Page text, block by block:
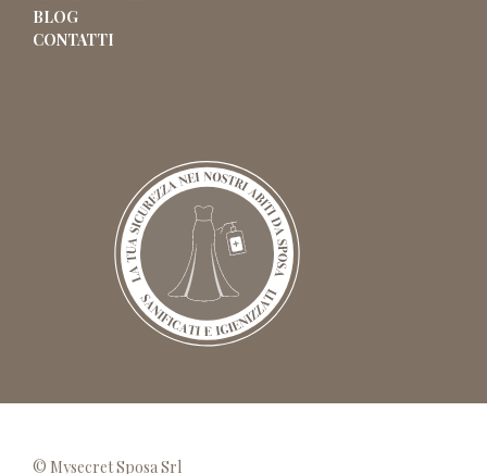
BLOG
CONTATTI
© Mysecret Sposa Srl